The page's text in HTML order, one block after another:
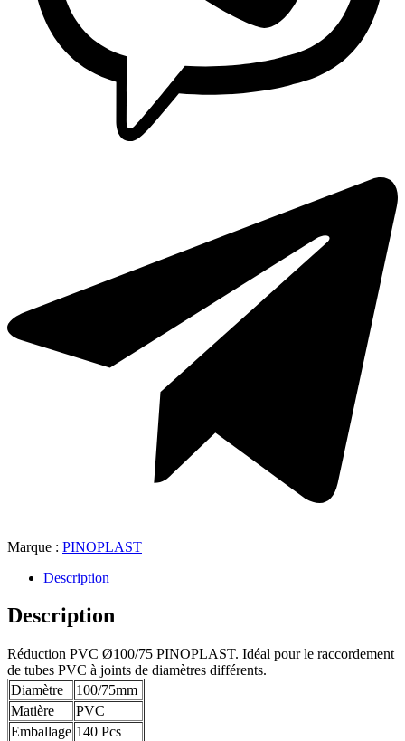
Marque : PINOPLAST
Description
Description
Réduction PVC Ø100/75 PINOPLAST. Idéal pour le raccordement
de tubes PVC à joints de diamètres différents.
Diamètre
100/75mm
Matière
PVC
Emballage 140 Pcs